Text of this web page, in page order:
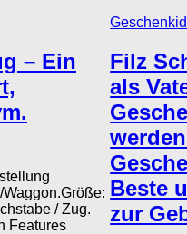
– Ein
/ Zug.
Features
Filz
als
Beste
zur